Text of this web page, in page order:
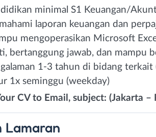
minimal S1 Keuangan/
laporan keuangan dan
mengoperasikan Microsoft
bertanggung jawab, dan mampu
1-3 tahun di bidang
1x seminggu (weekday)
CV to Email, subject: (Jakarta –
Lamaran